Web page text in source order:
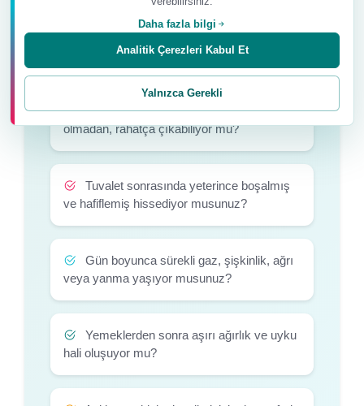
Dışkılama düzeniniz size göre istikrarlı
Dışkınız çok sert veya çok sulu
olmadan, rahatça çıkabiliyor mu?
Tuvalet sonrasında yeterince boşalmış
ve hafiflemiş hissediyor musunuz?
Gün boyunca sürekli gaz, şişkinlik, ağrı
veya yanma yaşıyor musunuz?
Yemeklerden sonra aşırı ağırlık ve uyku
hali oluşuyor mu?
Daha fazla bilgi
Yalnızca Gerekli
Analitik Çerezleri Kabul Et